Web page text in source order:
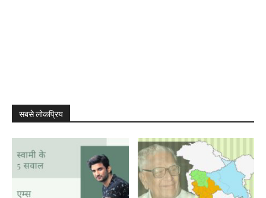
सबसे लोकप्रिय